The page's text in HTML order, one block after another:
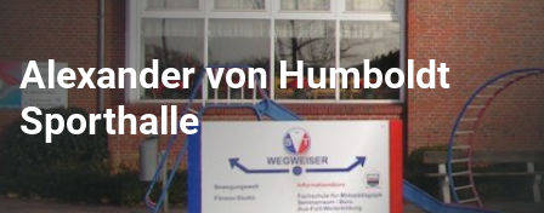
Alexander von Humboldt
Sporthalle